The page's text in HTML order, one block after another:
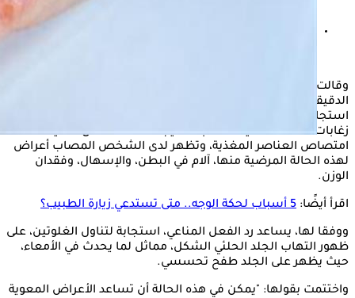
وقالت إن مرض الاضطرابات الهضمية هو مرض يصيب الأمعاء
الدقيقة، حيث تحدث سلسلة من ردود الفعل المناعية في الجسم،
استجابة لتناول الأطعمة المحتوية على الغلوتين، ما يؤدي إلى تدمير
زغابات الأمعاء الدقيقة.، متابعة نتيجة لذلك، تتعطل عملية
امتصاص العناصر المغذية، وتظهر لدى الشخص المصاب أعراض
لهذه الحالة المرضية منها، آلام في البطن، والإسهال، وفقدان
الوزن.
اقرأ أيضًا: 5 أسباب لحكة الوجه.. متى تستدعي زيارة الطبيب؟
ووفقا لها، يساعد رد الفعل المناعي، استجابة لتناول الغلوتين، على
ظهور التهاب الجلد الحلئي الشكل، مماثل لما يحدث في الأمعاء،
حيث يظهر على الجلد طفح تحسسي.
واختتمت بقولها: "يمكن في هذه الحالة أن تساعد الأعراض المعوية